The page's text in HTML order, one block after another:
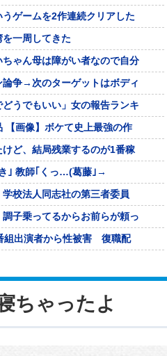
ゲームを2作連続クリアした
を一周してきた
ゃん母は障がい者なので自分
論争→次のターゲットはボディ
どうでもいい」女の報告ランキ
【画像】ボケて史上最強の作
ど、結局残業するのが1番稼
｣ 教師｢くっ…(葛藤｣→
校法人同志社の第三者委員
子乗ってるからお前らが頼っ
組出演者から性被害 復職配
発見→Pixelの100倍ズ
上げかｗｗｗｗｗｗｗｗｗｗ
かけて7億円貯めたのにガン
ちゃったよ